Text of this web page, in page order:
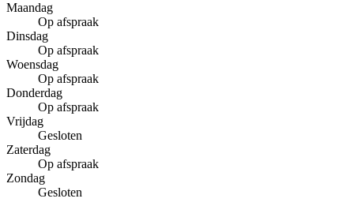
Maandag
Op afspraak
Dinsdag
Op afspraak
Woensdag
Op afspraak
Donderdag
Op afspraak
Vrijdag
Gesloten
Zaterdag
Op afspraak
Zondag
Gesloten